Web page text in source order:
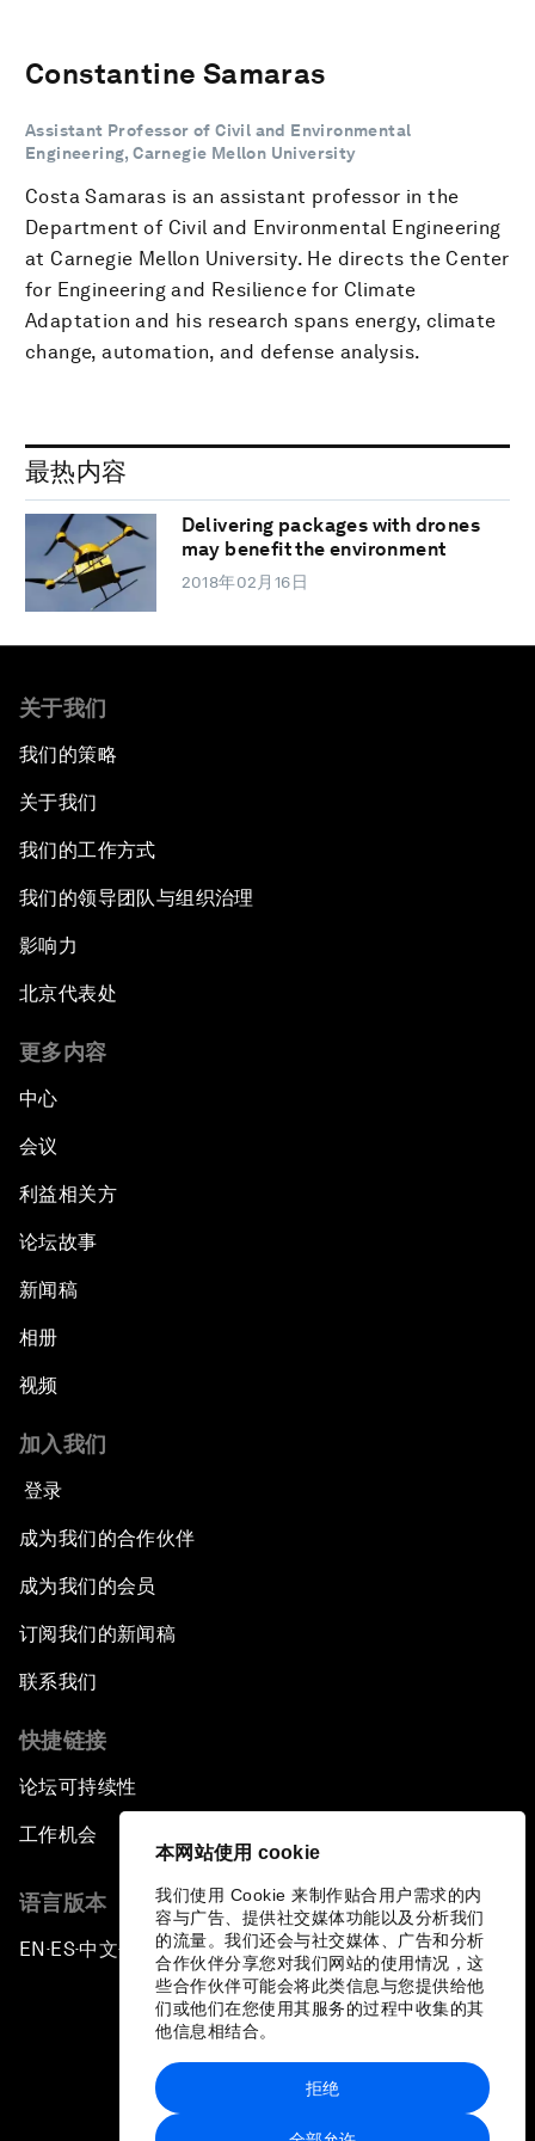
本网站使用 cookie
我们使用 Cookie 来制作贴合用户需求的内
容与广告、提供社交媒体功能以及分析我们
的流量。我们还会与社交媒体、广告和分析
合作伙伴分享您对我们网站的使用情况，这
些合作伙伴可能会将此类信息与您提供给他
们或他们在您使用其服务的过程中收集的其
他信息相结合。
拒绝
Constantine Samaras
Assistant Professor of Civil and Environmental
Engineering, Carnegie Mellon University
Costa Samaras is an assistant professor in the
Department of Civil and Environmental Engineering
at Carnegie Mellon University. He directs the Center
for Engineering and Resilience for Climate
Adaptation and his research spans energy, climate
change, automation, and defense analysis.
最热内容
Delivering packages with drones
may benefit the environment
2018年02月16日
关于我们
我们的策略
关于我们
我们的工作方式
我们的领导团队与组织治理
影响力
北京代表处
更多内容
中心
会议
利益相关方
论坛故事
新闻稿
相册
视频
加入我们
登录
成为我们的合作伙伴
成为我们的会员
订阅我们的新闻稿
联系我们
快捷链接
论坛可持续性
工作机会
语言版本
EN ▪ES▪中文▪ 日本語